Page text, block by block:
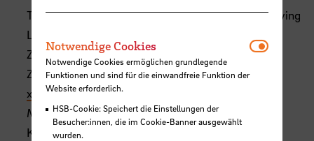
Thema: Ou(te)r Campus – European Campus, A Living
Lab
Zeit: 7. Juli 2026, 10:15 Uhr
Zoom-Link:https://hs-bremen.zoom-
x.de/j/69016610071
Meeting-ID: 690 1661 0071
Kenncode: 430061
Notwendige Cookies
Notwendige Cookies ermöglichen grundlegende
Funktionen und sind für die einwandfreie Funktion der
Website erforderlich.
HSB-Cookie: Speichert die Einstellungen der
Besucher:innen, die im Cookie-Banner ausgewählt
wurden.